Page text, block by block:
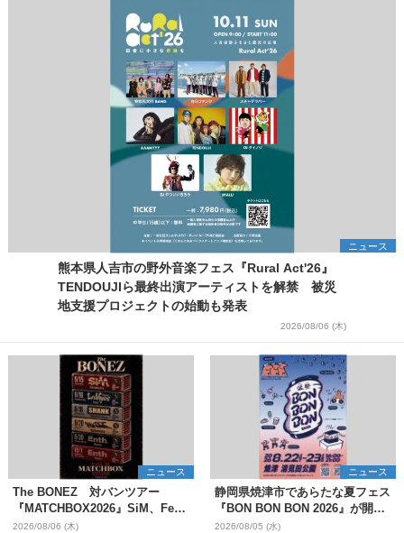
ニュース
熊本県人吉市の野外音楽フェス『Rural Act'26』
TENDOUJIら最終出演アーティストを解禁 被災
地支援プロジェクトの始動も発表
2026/08/06 (木)
ニュース
The BONEZ 対バンツアー
『MATCHBOX2026』SiM、Fear,
and Loathing in Las Vegasら対
2026/08/06 (木)
ニュース
静岡県焼津市であらたな夏フェス
『BON BON BON 2026』が開
催 音楽ライブ×盆踊り×DJ×屋台
2026/08/05 (水)